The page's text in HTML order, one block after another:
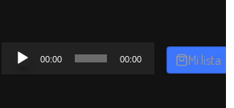
Reproductor
00:00 00:00 Mi lista